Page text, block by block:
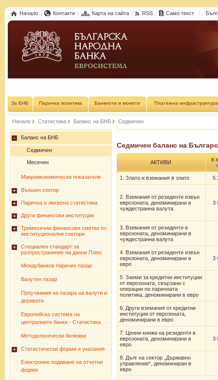
Начало Контакти Карта на сайта RSS Само текст
За БНБ Парична политика Банкноти и монети Платежна инфраструктура
Начало Статистика Баланс на БНБ Седмичен
Баланс на БНБ
Седмичен
Месечен
Макроикономически показатели
Външен сектор
Парична и лихвена статистика
Други финансови институции
Тримесечни финансови сметки по
институционални сектори
Специален стандарт за
разпространение на данни Плюс
Междубанков паричен пазар
Валутен пазар
Проучвания на пазара на валути и
деривати
Европейска система на
централните банки - Статистика
Методологически бележки
Статистически форми и указания
Електронно подаване на отчетни
форми
Седмичен баланс на
АКТИВИ
в
1. Злато и вземания в злато 5
2. Вземания от резиденти извън
еврозоната, деноминирани в
чуждестранна валута
3
3. Вземания от резиденти в
еврозоната, деноминирани в
чуждестранна валута
4. Вземания от резиденти извън
еврозоната, деноминирани в
евро
3
5. Заеми за кредитни институции
от еврозоната, свързани с
операции по паричната
политика, деноминирани в евро
6. Други вземания от кредитни
институции от еврозоната,
деноминирани в евро
7. Ценни книжа на резиденти в
еврозоната, деноминирани в
евро
3
8. Дълг на сектор „Държавно
управление“, деноминиран в
евро